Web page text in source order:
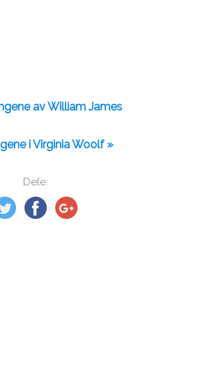
Dele:
av William James
i Virginia Woolf »